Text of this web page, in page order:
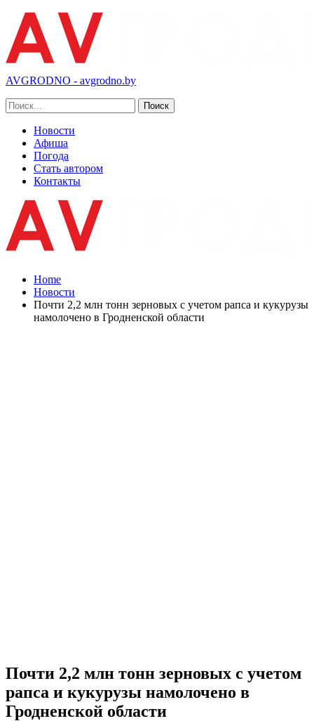
AVGRODNO - avgrodno.by
Новости
Афиша
Погода
Стать автором
Контакты
Home
Новости
Почти 2,2 млн тонн зерновых с учетом рапса и кукурузы
намолочено в Гродненской области
Почти 2,2 млн тонн зерновых с учетом
рапса и кукурузы намолочено в
Гродненской области